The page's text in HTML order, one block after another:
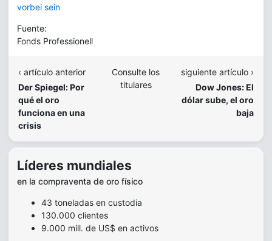
vorbei sein
Fuente:
Fonds Professionell
‹ artículo anterior
Der Spiegel: Por
qué el oro
funciona en una
crisis
Consulte los
titulares
siguiente artículo ›
Dow Jones: El
dólar sube, el oro
baja
Líderes mundiales
en la compraventa de oro físico
43 toneladas en custodia
130.000 clientes
9.000 mill. de US$ en activos